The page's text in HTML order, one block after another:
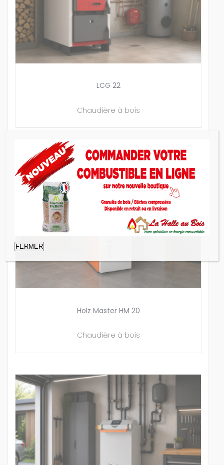
LCG 22
Chaudière à bois
Holz Master HM 20
Chaudière à bois
FERMER